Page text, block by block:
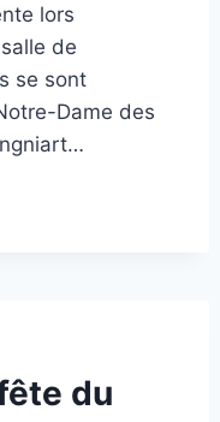
lors
de
se sont
Dame des
du